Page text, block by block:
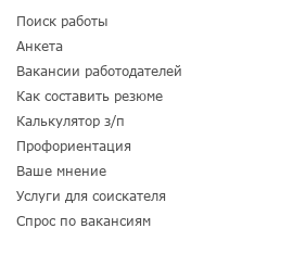
Поиск работы
Анкета
Вакансии работодателей
Как составить резюме
Калькулятор з/п
Профориентация
Ваше мнение
Услуги для соискателя
Спрос по вакансиям